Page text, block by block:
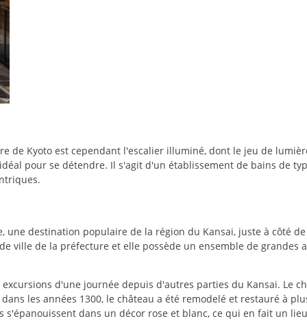
de Kyoto est cependant l'escalier illuminé, dont le jeu de
pour se détendre. Il s'agit d'un établissement de bains de
une destination populaire de la région du Kansai, juste à côté
ville de la préfecture et elle possède un ensemble de
d'une journée depuis d'autres parties du Kansai. Le
les années 1300, le château a été remodelé et restauré à
dans un décor rose et blanc, ce qui en fait un